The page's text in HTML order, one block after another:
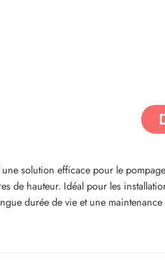
solution efficace pour le
de hauteur. Idéal pour les
durée de vie et une